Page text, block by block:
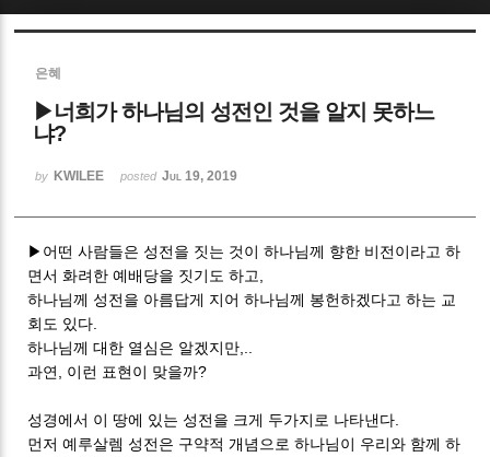
은혜
▶너희가 하나님의 성전인 것을 알지 못하느
냐?
by KWILEE posted Jul 19, 2019
▶어떤 사람들은 성전을 짓는 것이 하나님께 향한 비전이라고 하
면서 화려한 예배당을 짓기도 하고,
하나님께 성전을 아름답게 지어 하나님께 봉헌하겠다고 하는 교
회도 있다.
하나님께 대한 열심은 알겠지만,..
과연, 이런 표현이 맞을까?
성경에서 이 땅에 있는 성전을 크게 두가지로 나타낸다.
먼저 예루살렘 성전은 구약적 개념으로 하나님이 우리와 함께 하
Sketchbook5, 스케치북5
Sketchbook5, 스케치북5